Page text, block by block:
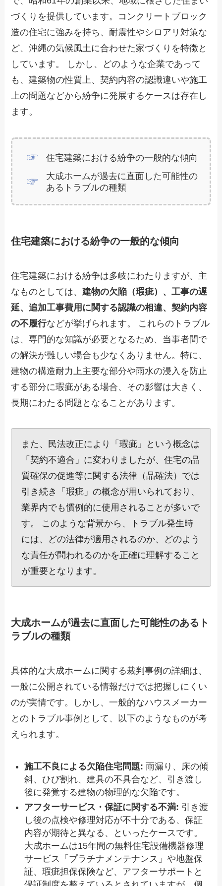
づくりを提供しています。コンクリートブロック
造の住宅に強みを持ち、耐震性やシロアリ対策な
ど、沖縄の気候風土に合わせた家づくりを特徴と
しています。 しかし、どのような企業であって
も、建築物の性質上、契約内容の認識違いや施工
上の問題などから紛争に発展するケースは存在し
ます。
住宅建築における紛争の一般的な傾向
大成ホームが過去に直面した可能性の
あるトラブルの種類
住宅建築における紛争の一般的な傾向
住宅建築における紛争は多岐にわたりますが、主
なものとしては、建物の欠陥（瑕疵）、工事の遅
延、追加工事費用に関する認識の相違、契約内容
の不履行などが挙げられます。 これらのトラブル
は、専門的な知識が必要となるため、当事者間で
の解決が難しい場合も少なくありません。特に、
建物の構造耐力上主要な部分や雨水の浸入を防止
する部分に瑕疵がある場合、その影響は大きく、
長期にわたる問題となることがあります。
また、民法改正により「瑕疵」という概念は
「契約不適合」に変わりましたが、住宅の品
質確保の促進等に関する法律（品確法）では
引き続き「瑕疵」の概念が用いられており、
業界内でも慣例的に使用されることが多いで
す。 このような背景から、トラブル発生時
には、どの法律が適用されるのか、どのよう
な責任が問われるのかを正確に理解すること
が重要となります。
大成ホームが過去に直面した可能性のあるト
ラブルの種類
具体的な大成ホームに関する裁判事例の詳細は、
一般に公開されている情報だけでは把握しにくい
のが実情です。しかし、一般的なハウスメーカー
とのトラブル事例として、以下のようなものが考
えられます。
施工不良による欠陥住宅問題: 雨漏り、床の傾
斜、ひび割れ、建具の不具合など、引き渡し
後に発覚する建物の物理的な欠陥です。
アフターサービス・保証に関する不満: 引き渡
し後の点検や修理対応が不十分である、保証
内容が期待と異なる、といったケースです。
大成ホームは15年間の無料住宅設備機器修理
サービス「プラチナメンテナンス」や地盤保
証、瑕疵担保保険など、アフターサポートと